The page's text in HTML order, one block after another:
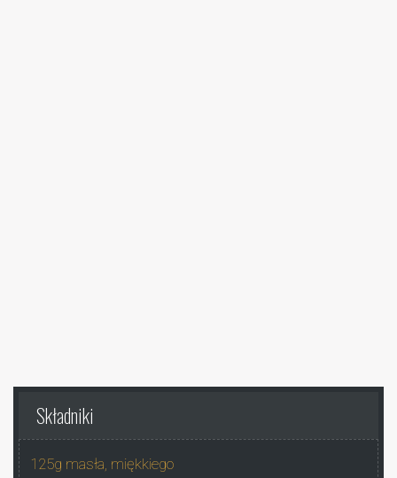
Składniki
125g masła, miękkiego